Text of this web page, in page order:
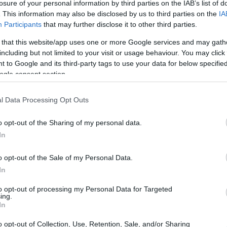
of your personal information by third parties on the IAB’s list of
This information may also be disclosed by us to third parties on the
Participants that may further disclose it to other third parties.
that this website/app uses one or more Google services and may
but not limited to your visit or usage behaviour. You may
to Google and its third-party tags to use your data for below
consent section.
Data Processing Opt Outs
opt-out of the Sharing of my personal data.
opt-out of the Sale of my Personal Data.
opt-out of processing my Personal Data for Targeted
opt-out of Collection, Use, Retention, Sale, and/or Sharing
και 54 ευρώ για κάθε παιδί θα πάει
ενώ το
σήμερα).
από τα 70 αυξάνεται στα 75 ευρώ,
και από τα 28 ευρώ που
για το τρίτο παιδί και μετά).
12:43
12:23